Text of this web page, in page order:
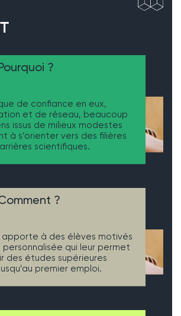
?
de confiance en eux,
et de réseau, beaucoup
issus de milieux modestes
à s’orienter vers des filières
scientifiques.
?
apporte à des élèves motivés
personnalisée qui leur permet
des études supérieures
premier emploi.